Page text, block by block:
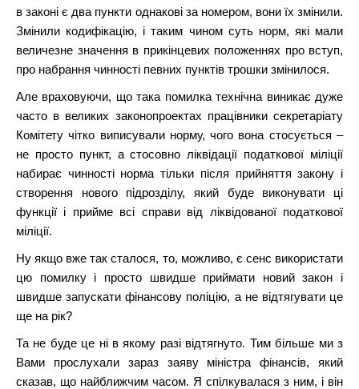
в законі є два пункти однакові за номером, вони їх змінили.
Змінили кодифікацію, і таким чином суть норм, які мали
величезне значення в прикінцевих положеннях про вступ,
про набрання чинності певних пунктів трошки змінилося.
Але враховуючи, що така помилка технічна виникає дуже
часто в великих законопроектах працівники секретаріату
Комітету чітко виписували норму, чого вона стосується –
не просто пункт, а стосовно ліквідації податкової міліції
набирає чинності норма тільки після прийняття закону і
створення нового підрозділу, який буде виконувати ці
функції і прийме всі справи від ліквідованої податкової
міліції.
Ну якщо вже так сталося, то, можливо, є сенс використати
цю помилку і просто швидше приймати новий закон і
швидше запускати фінансову поліцію, а не відтягувати це
ще на рік?
Та не буде це ні в якому разі відтягнуто. Тим більше ми з
Вами прослухали зараз заяву міністра фінансів, який
сказав, що найближчим часом. Я спілкувалася з ним, і він